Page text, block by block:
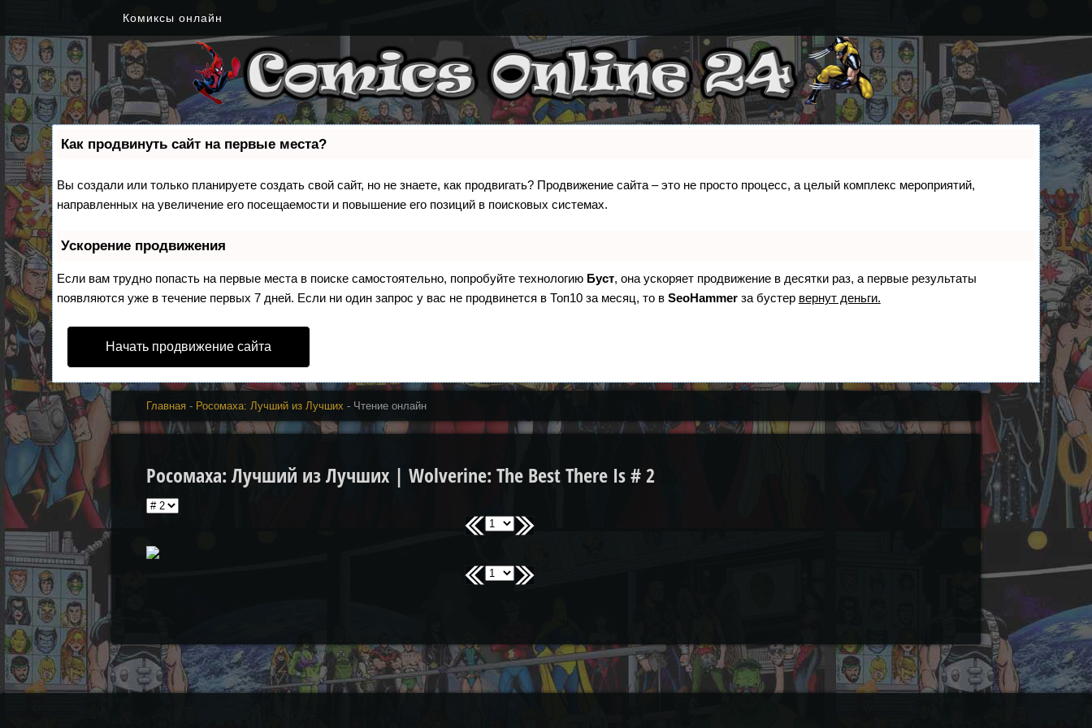
Комиксы онлайн
Как продвинуть сайт на первые места?
Вы создали или только планируете создать свой сайт, но не знаете, как продвигать? Продвижение сайта – это не просто процесс, а целый комплекс мероприятий,
направленных на увеличение его посещаемости и повышение его позиций в поисковых системах.
Ускорение продвижения
Если вам трудно попасть на первые места в поиске самостоятельно, попробуйте технологию Буст, она ускоряет продвижение в десятки раз, а первые результаты
появляются уже в течение первых 7 дней. Если ни один запрос у вас не продвинется в Топ10 за месяц, то в SeoHammerза бустер вернут деньги.
Начать продвижение сайта
Главная- Росомаха: Лучший из Лучших - Чтение онлайн
Росомаха: Лучший из Лучших | Wolverine: The Best There Is # 2